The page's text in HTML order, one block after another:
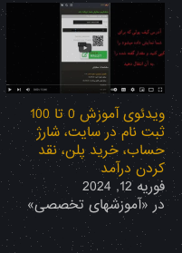
ویدئوی آموزش 0 تا 100
ثبت نام در سایت، شارژ
حساب، خرید پلن، نقد
کردن درآمد
فوریه 12, 2024
در «آموزشهای تخصصی»